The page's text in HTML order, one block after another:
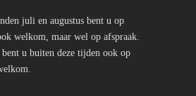
juli en augustus bent u op
welkom, maar wel op afspraak.
bent u buiten deze tijden ook op